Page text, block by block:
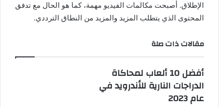
الإطلاق. أصبحت مكالمات الفيديو مهمة، كما هو الحال مع تدفق
المحتوى الذي يتطلب المزيد والمزيد من النطاق الترددي.
مقالات ذات صلة
أفضل 10 ألعاب لمحاكاة
الدراجات النارية للأندرويد في
عام 2023